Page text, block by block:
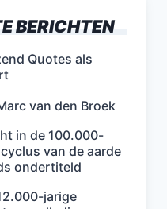
BERICHTEN
Quotes als
van den Broek
in de 100.000-
van de aarde
ondertiteld
jarige